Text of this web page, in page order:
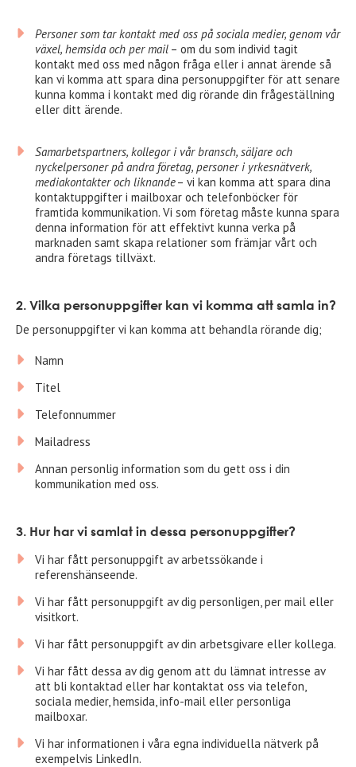
Personer som tar kontakt med oss på sociala medier, genom vår
växel, hemsida och per mail – om du som individ tagit
kontakt med oss med någon fråga eller i annat ärende så
kan vi komma att spara dina personuppgifter för att senare
kunna komma i kontakt med dig rörande din frågeställning
eller ditt ärende.
Samarbetspartners, kollegor i vår bransch, säljare och
nyckelpersoner på andra företag, personer i yrkesnätverk,
mediakontakter och liknande– vi kan komma att spara dina
kontaktuppgifter i mailboxar och telefonböcker för
framtida kommunikation. Vi som företag måste kunna spara
denna information för att effektivt kunna verka på
marknaden samt skapa relationer som främjar vårt och
andra företags tillväxt.
2. Vilka personuppgifter kan vi komma att samla in?
De personuppgifter vi kan komma att behandla rörande dig;
Namn
Titel
Telefonnummer
Mailadress
Annan personlig information som du gett oss i din
kommunikation med oss.
3. Hur har vi samlat in dessa personuppgifter?
Vi har fått personuppgift av arbetssökande i
referenshänseende.
Vi har fått personuppgift av dig personligen, per mail eller
visitkort.
Vi har fått personuppgift av din arbetsgivare eller kollega.
Vi har fått dessa av dig genom att du lämnat intresse av
att bli kontaktad eller har kontaktat oss via telefon,
sociala medier, hemsida, info-mail eller personliga
mailboxar.
Vi har informationen i våra egna individuella nätverk på
exempelvis LinkedIn.